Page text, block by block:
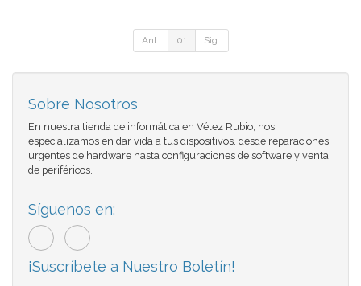
Ant. 01 Sig.
Sobre Nosotros
En nuestra tienda de informática en Vélez Rubio, nos
especializamos en dar vida a tus dispositivos. desde reparaciones
urgentes de hardware hasta configuraciones de software y venta
de periféricos.
Síguenos en:
¡Suscríbete a Nuestro Boletín!